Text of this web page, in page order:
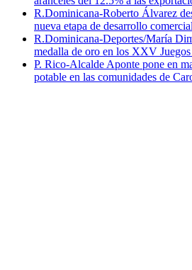
R.Dominicana-Roberto Álvarez
nueva etapa de desarrollo
R.Dominicana-Deportes/María
medalla de oro en los XXV
P. Rico-Alcalde Aponte pone en
potable en las comunidades de